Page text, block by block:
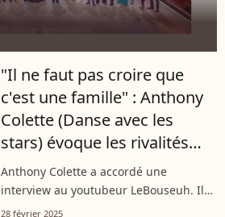
"Il ne faut pas croire que
c'est une famille" : Anthony
Colette (Danse avec les
stars) évoque les rivalités
entre les danseurs
Anthony Colette a accordé une
interview au youtubeur LeBouseuh. Il
est notamment revenu sur son
28 février 2025